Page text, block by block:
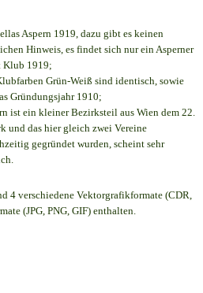
Aspern 1919, dazu gibt es keinen
Hinweis, es findet sich nur ein Asperner
Klub 1919;
Grün-Weiß sind identisch, sowie
Gründungsjahr 1910;
ist ein kleiner Bezirksteil aus Wien dem 22.
und das hier gleich zwei Vereine
gegründet wurden, scheint sehr
4 verschiedene Vektorgrafikformate (CDR,
(JPG, PNG, GIF) enthalten.